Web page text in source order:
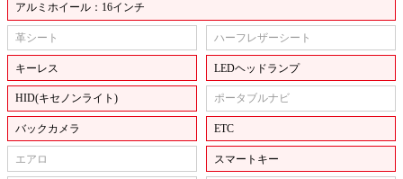
アルミホイール：16インチ
革シート ハーフレザーシート
キーレス LEDヘッドランプ
HID(キセノンライト) ポータブルナビ
バックカメラ ETC
エアロ スマートキー